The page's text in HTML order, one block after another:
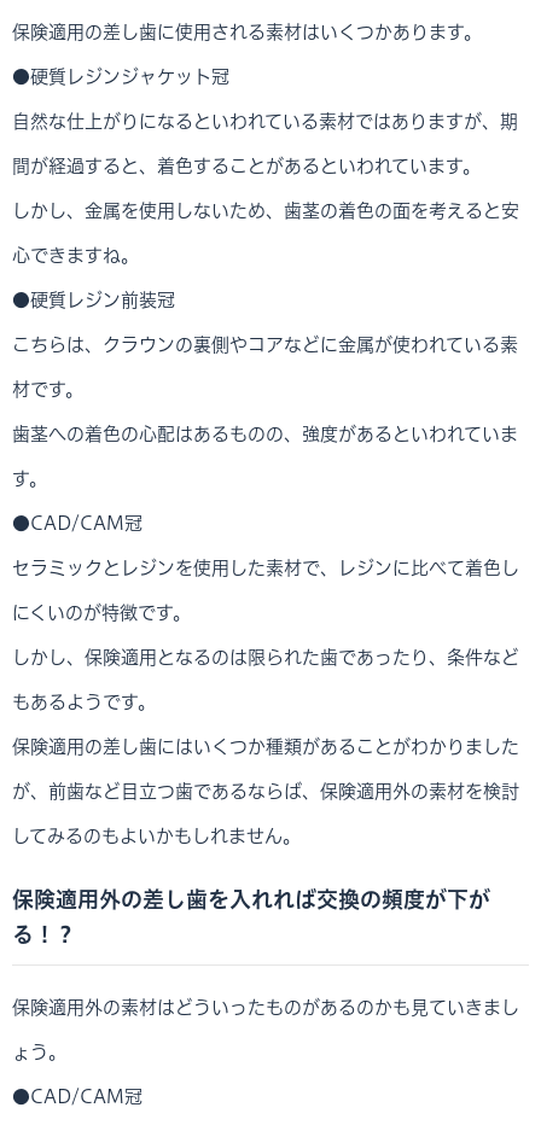
保険適用の差し歯に使用される素材はいくつかあります。
●硬質レジンジャケット冠
自然な仕上がりになるといわれている素材ではありますが、期
間が経過すると、着色することがあるといわれています。
しかし、金属を使用しないため、歯茎の着色の面を考えると安
心できますね。
●硬質レジン前装冠
こちらは、クラウンの裏側やコアなどに金属が使われている素
材です。
歯茎への着色の心配はあるものの、強度があるといわれていま
す。
●CAD/CAM冠
セラミックとレジンを使用した素材で、レジンに比べて着色し
にくいのが特徴です。
しかし、保険適用となるのは限られた歯であったり、条件など
もあるようです。
保険適用の差し歯にはいくつか種類があることがわかりました
が、前歯など目立つ歯であるならば、保険適用外の素材を検討
してみるのもよいかもしれません。
保険適用外の差し歯を入れれば交換の頻度が下が
る！？
保険適用外の素材はどういったものがあるのかも見ていきまし
ょう。
●CAD/CAM冠